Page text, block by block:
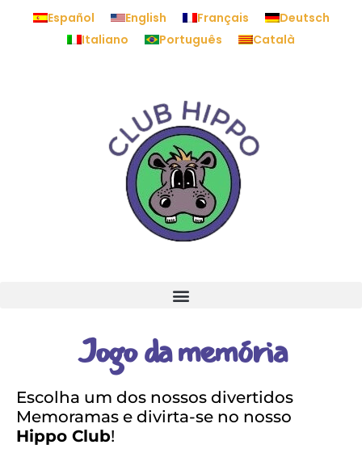
Español English Français
Deutsch
Italiano
Português Català
Jogo da memória
Escolha um dos nossos divertidos
Memoramas e divirta-se no nosso
Hippo Club!